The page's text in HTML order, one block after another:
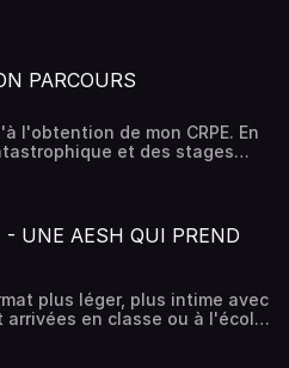
d'une classe ? Vous serez
deux jours de la rentrée
raconte son expérience !
privacy pour plus
PARCOURS
l'obtention de mon CRPE. En
et des stages
pour devenir prof des
- UNE AESH QUI PREND
plus léger, plus intime avec
en classe ou à l'école,
je vous parle de ma
qui prenait de la place dans